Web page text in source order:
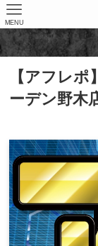
MENU
ホーム 取材結果 アフレポ
【アフレ
ーデン野木